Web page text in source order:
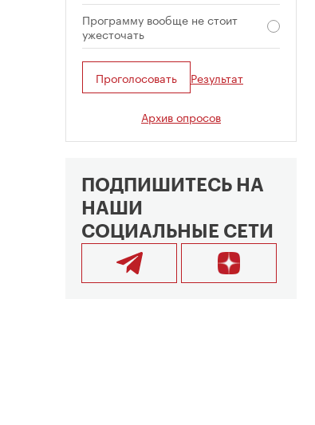
Программу вообще не стоит
ужесточать
Проголосовать Результат
Архив опросов
ПОДПИШИТЕСЬ НА
НАШИ
СОЦИАЛЬНЫЕ СЕТИ